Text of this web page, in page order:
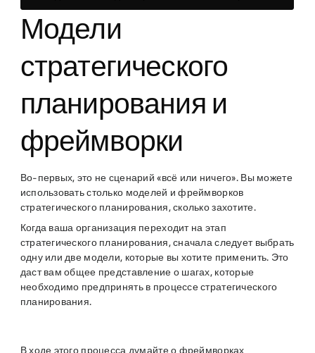
Модели
стратегического
планирования и
фреймворки
Во-первых, это не сценарий «всё или ничего». Вы можете
использовать столько моделей и фреймворков
стратегического планирования, сколько захотите.
Когда ваша организация переходит на этап
стратегического планирования, сначала следует выбрать
одну или две модели, которые вы хотите применить. Это
даст вам общее представление о шагах, которые
необходимо предпринять в процессе стратегического
планирования.
В ходе этого процесса думайте о фреймворках